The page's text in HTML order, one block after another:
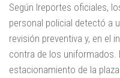
Según lreportes oficiales,
personal policial detectó a
revisión preventiva y, en el
contra de los uniformados.
estacionamiento de la